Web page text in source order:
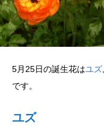
5月25日の誕生花はユズ
です。
ユズ